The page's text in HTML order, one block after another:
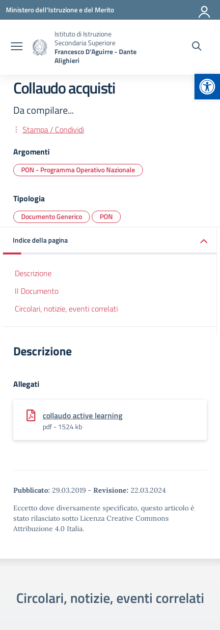
Vai ai contenuti
Vai al menu di navigazione
Vai al footer
Ministero dell'Istruzione e del Merito
Istituto di Istruzione
Secondaria Superiore
Francesco D'Aguirre - Dante
Alighieri
Collaudo acquisti
Da compilare...
Stampa / Condividi
Argomenti
PON - Programma Operativo Nazionale
Tipologia
Documento Generico PON
Indice della pagina
Descrizione
Il Documento
Circolari, notizie, eventi correlati
Descrizione
Allegati
collaudo active learning
pdf - 1524 kb
Pubblicato: 29.03.2019 - Revisione: 22.03.2024
Eccetto dove diversamente specificato, questo articolo è
stato rilasciato sotto Licenza Creative Commons
Attribuzione 4.0 Italia.
Circolari, notizie, eventi correlati